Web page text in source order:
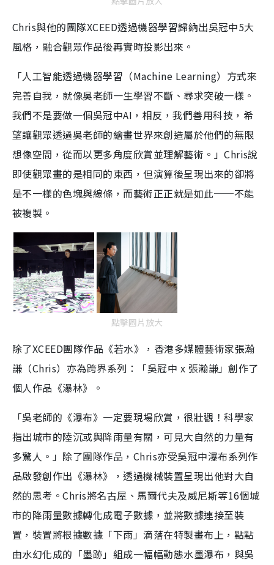
Chris與他的團隊XCEED透過機器學習歸納出吳冠中5大
風格，融合觀眾作品後再實時投影出來。
「人工智能透過機器學習（Machine Learning）方式來
完善自我，就像吳老師一生學習不斷、尋求突破一樣。
我們不是要做一個吳冠中AI，相反，我們善用科技，希
望讓觀眾透過吳老師的繪畫世界來創造屬於他們的無限
想像空間，從而以更多角度欣賞並理解藝術。」Chris說
即使觀眾畫的是相同的東西，但演算後呈現出來的卻將
是不一樣的色塊與線條，而藝術正正就是如此──不能
被複製。
點擊圖片放大
除了XCEED團隊作品《若水》，香港多媒體藝術家張瀚
謙（Chris）亦為跨界系列：「吳冠中 x 張瀚謙」創作了
個人作品《瀑林》。
「吳老師的《瀑布》一定要現場欣賞，很壯觀！科學家
指出城市的陸沉或與降雨量有關，可見大自然的力量有
多驚人。」除了團隊作品，Chris亦受吳冠中瀑布系列作
品啟發創作出《瀑林》，透過機械裝置呈現出他對大自
然的思考。Chris將名古屋、馬爾代夫及威尼斯等16個城
市的降雨量數據轉化成電子數據，並將數據連接至裝
置，裝置將根據數據「下雨」滴落在特製畫布上，點點
由水幻化成的「墨跡」組成一幅幅動態水墨瀑布，與吳